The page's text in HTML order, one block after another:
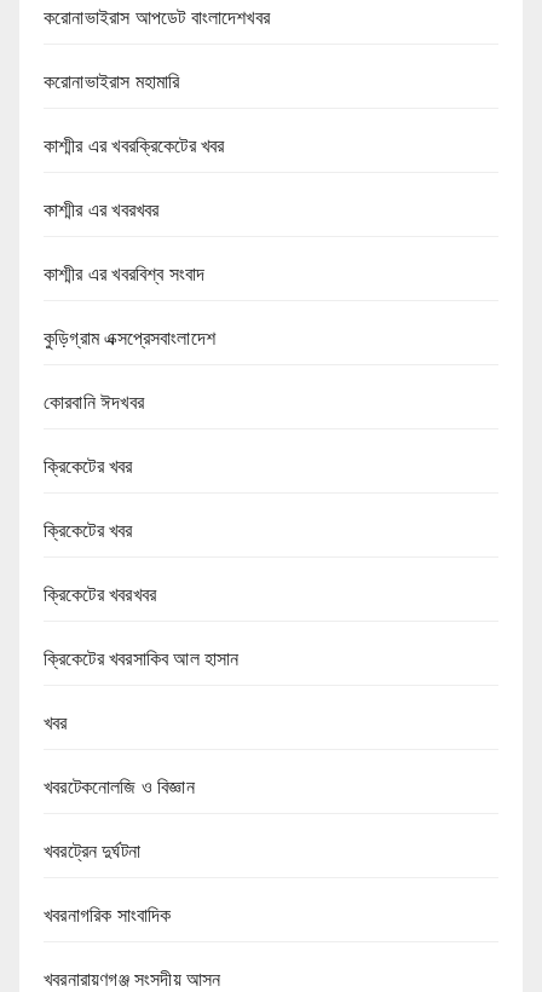
করোনাভাইরাস আপডেট বাংলাদেশখবর
করোনাভাইরাস মহামারি
কাশ্মীর এর খবরক্রিকেটের খবর
কাশ্মীর এর খবরখবর
কাশ্মীর এর খবরবিশ্ব সংবাদ
কুড়িগ্রাম এক্সপ্রেসবাংলাদেশ
কোরবানি ঈদখবর
ক্রিকেটের খবর
ক্রিকেটের খবর
ক্রিকেটের খবরখবর
ক্রিকেটের খবরসাকিব আল হাসান
খবর
খবরটেকনোলজি ও বিজ্ঞান
খবরট্রেন দুর্ঘটনা
খবরনাগরিক সাংবাদিক
খবরনারায়ণগঞ্জ সংসদীয় আসন